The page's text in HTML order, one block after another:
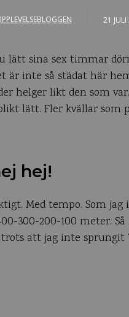
21
lätt sina sex timmar
är inte så städat här
helger likt den som
lätt. Fler kvällar som
hej!
Med tempo. Som
300-200-100 meter.
att jag inte sprungit